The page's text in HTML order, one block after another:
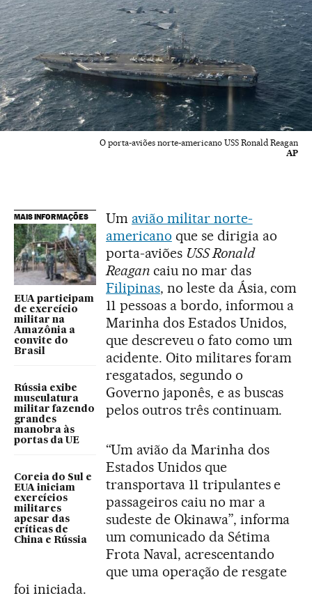
O porta-aviões norte-americano USS Ronald Reagan
AP
MAIS INFORMAÇÕES
EUA participam
de exercício
militar na
Amazônia a
convite do
Brasil
Rússia exibe
musculatura
militar fazendo
grandes
manobra às
portas da UE
Coreia do Sul e
EUA iniciam
exercícios
militares
apesar das
críticas de
China e Rússia
Um avião militar norte-
americano que se dirigia ao
porta-aviões USS Ronald
Reagancaiu no mar das
Filipinas, no leste da Ásia, com
11 pessoas a bordo, informou a
Marinha dos Estados Unidos,
que descreveu o fato como um
acidente. Oito militares foram
resgatados, segundo o
Governo japonês, e as buscas
pelos outros três continuam.
“Um avião da Marinha dos
Estados Unidos que
transportava 11 tripulantes e
passageiros caiu no mar a
sudeste de Okinawa”, informa
um comunicado da Sétima
Frota Naval, acrescentando
que uma operação de resgate
foi iniciada.